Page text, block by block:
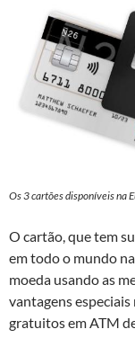
Os 3 cartões disponíveis na
O cartão, que tem
em todo o mundo
moeda usando as
vantagens
gratuitos em ATM